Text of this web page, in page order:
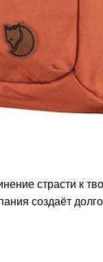
страсти к
создаёт